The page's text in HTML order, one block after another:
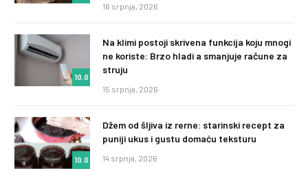
16 srpnja, 2026
10.0
Na klimi postoji skrivena funkcija koju mnogi
ne koriste: Brzo hladi a smanjuje račune za
struju
15 srpnja, 2026
10.0
Džem od šljiva iz rerne: starinski recept za
puniji ukus i gustu domaću teksturu
14 srpnja, 2026